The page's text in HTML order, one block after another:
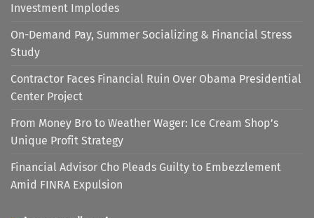
Investment Implodes
On-Demand Pay, Summer Socializing & Financial Stress
Study
Contractor Faces Financial Ruin Over Obama Presidential
Center Project
From Money Bro to Weather Wager: Ice Cream Shop’s
Unique Profit Strategy
Financial Advisor Cho Pleads Guilty to Embezzlement
Amid FINRA Expulsion